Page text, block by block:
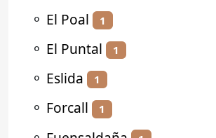
⚬ El Poal 1
⚬ El Puntal 1
⚬ Eslida 1
⚬ Forcall 1